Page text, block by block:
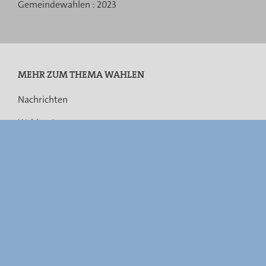
navigation
Gemeindewahlen : 2023
MEHR ZUM THEMA WAHLEN
Nachrichten
Wahlsystem